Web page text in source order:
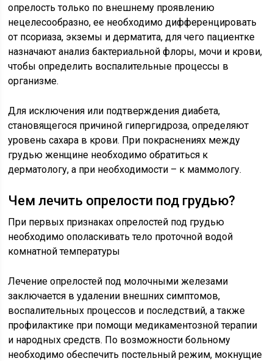
опрелость только по внешнему проявлению
нецелесообразно, ее необходимо дифференцировать
от псориаза, экземы и дерматита, для чего пациентке
назначают анализ бактериальной флоры, мочи и крови,
чтобы определить воспалительные процессы в
организме.
Для исключения или подтверждения диабета,
становящегося причиной гипергидроза, определяют
уровень сахара в крови. При покраснениях между
грудью женщине необходимо обратиться к
дерматологу, а при необходимости – к маммологу.
Чем лечить опрелости под грудью?
При первых признаках опрелостей под грудью
необходимо ополаскивать тело проточной водой
комнатной температуры
Лечение опрелостей под молочными железами
заключается в удалении внешних симптомов,
воспалительных процессов и последствий, а также
профилактике при помощи медикаментозной терапии
и народных средств. По возможности больному
необходимо обеспечить постельный режим, мокнущие